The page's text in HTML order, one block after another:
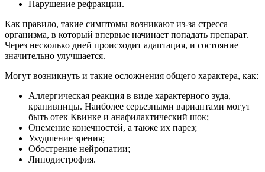
Нарушение рефракции.
Как правило, такие симптомы возникают из-за стресса
организма, в который впервые начинает попадать препарат.
Через несколько дней происходит адаптация, и состояние
значительно улучшается.
Могут возникнуть и такие осложнения общего характера, как:
Аллергическая реакция в виде характерного зуда,
крапивницы. Наиболее серьезными вариантами могут
быть отек Квинке и анафилактический шок;
Онемение конечностей, а также их парез;
Ухудшение зрения;
Обострение нейропатии;
Липодистрофия.